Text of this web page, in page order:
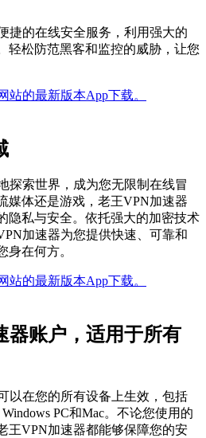
捷的在线安全服务，利用强大的
轻松防范黑客和监控的威胁，让您
站的最新版本App下载。
探索世界，成为您无限制在线冒
媒体还是游戏，老王VPN加速器
隐私与安全。依托强大的加密技术
加速器为您提供快速、可靠和
身在何方。
站的最新版本App下载。
器账户，适用于所有
以在您的所有设备上生效，包括
PC和Mac。不论您使用的
王VPN加速器都能够保障您的安